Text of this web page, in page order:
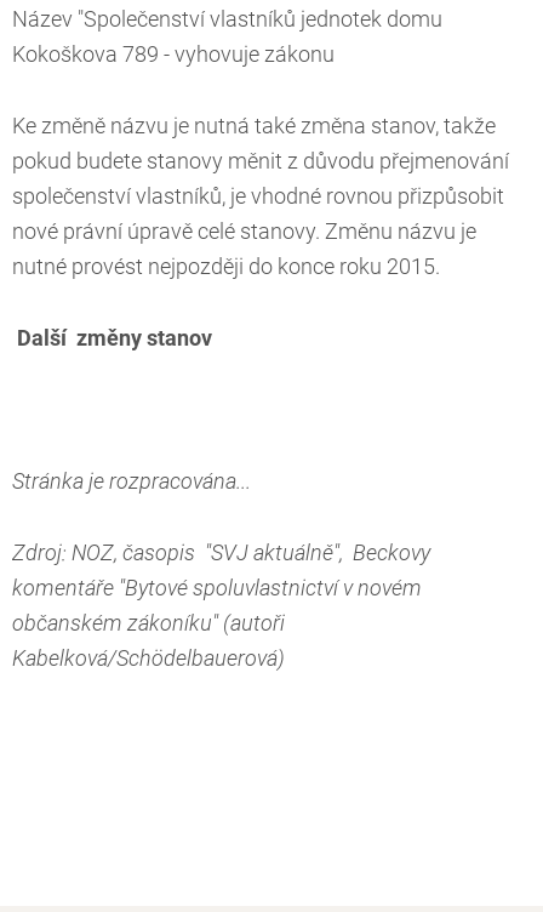
Název "Společenství vlastníků jednotek domu
Kokoškova 789 - vyhovuje zákonu
Ke změně názvu je nutná také změna stanov, takže
pokud budete stanovy měnit z důvodu přejmenování
společenství vlastníků, je vhodné rovnou přizpůsobit
nové právní úpravě celé stanovy. Změnu názvu je
nutné provést nejpozději do konce roku 2015.
Další změny stanov
Stránka je rozpracována...
Zdroj: NOZ, časopis "SVJ aktuálně", Beckovy
komentáře "Bytové spoluvlastnictví v novém
občanském zákoníku" (autoři
Kabelková/Schödelbauerová)